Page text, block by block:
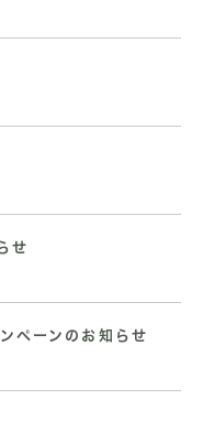
せ
ペーンのお知らせ